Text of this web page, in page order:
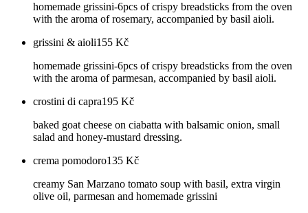
homemade grissini-6pcs of crispy breadsticks from the oven
with the aroma of rosemary, accompanied by basil aioli.
grissini & aioli155 Kč
homemade grissini-6pcs of crispy breadsticks from the oven
with the aroma of parmesan, accompanied by basil aioli.
crostini di capra195 Kč
baked goat cheese on ciabatta with balsamic onion, small
salad and honey-mustard dressing.
crema pomodoro135 Kč
creamy San Marzano tomato soup with basil, extra virgin
olive oil, parmesan and homemade grissini